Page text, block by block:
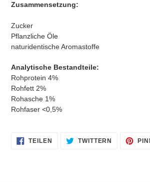
Zusammensetzung:
Zucker
Pflanzliche Öle
naturidentische Aromastoffe
Analytische Bestandteile:
Rohprotein 4%
Rohfett 2%
Rohasche 1%
Rohfaser <0,5%
TEILEN
FACEBOOK
TWITTERN AUF
TWITTER